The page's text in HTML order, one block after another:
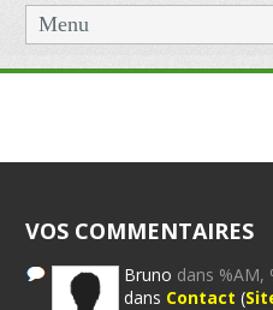
Menu
VOS COMMENTAIRES
Bruno dans %AM,
dans Contact (